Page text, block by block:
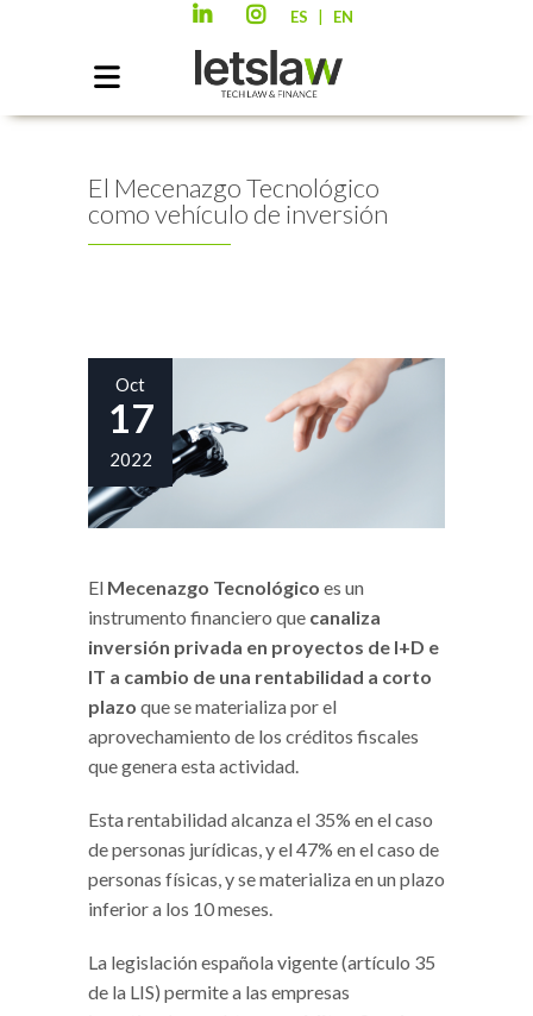
ES EN
El Mecenazgo Tecnológico
como vehículo de inversión
Oct
17
2022
El Mecenazgo Tecnológico es un
instrumento financiero que canaliza
inversión privada en proyectos de I+D e
IT a cambio de una rentabilidad a corto
plazo que se materializa por el
aprovechamiento de los créditos fiscales
que genera esta actividad.
Esta rentabilidad alcanza el 35% en el caso
de personas jurídicas, y el 47% en el caso de
personas físicas, y se materializa en un plazo
inferior a los 10 meses.
La legislación española vigente (artículo 35
de la LIS) permite a las empresas